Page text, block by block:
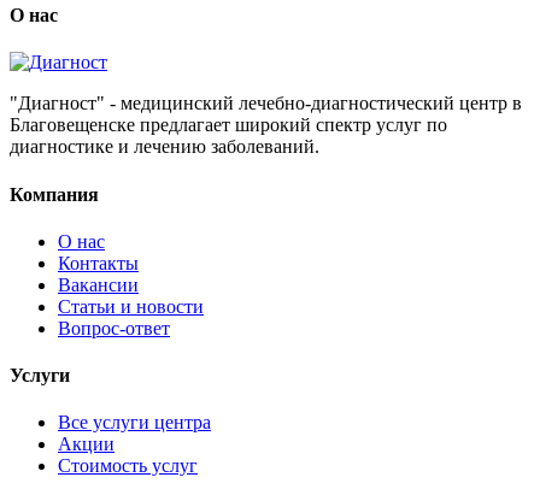
О нас
"Диагност" - медицинский лечебно-диагностический центр в
Благовещенске предлагает широкий спектр услуг по
диагностике и лечению заболеваний.
Компания
О нас
Контакты
Вакансии
Статьи и новости
Вопрос-ответ
Услуги
Все услуги центра
Акции
Стоимость услуг